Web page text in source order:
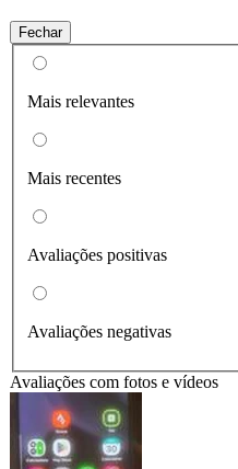
Fechar
Mais relevantes
Mais recentes
Avaliações positivas
Avaliações negativas
Avaliações com fotos e vídeos